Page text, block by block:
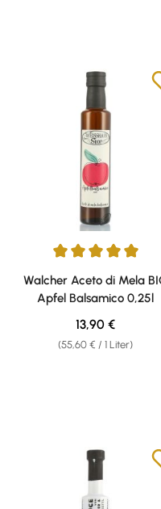
Durchschnittliche
Walcher Aceto di Mela
Apfel Balsamico 0,25l
(55,60 € / 1 Liter)
Regulärer Preis:
13,90 €